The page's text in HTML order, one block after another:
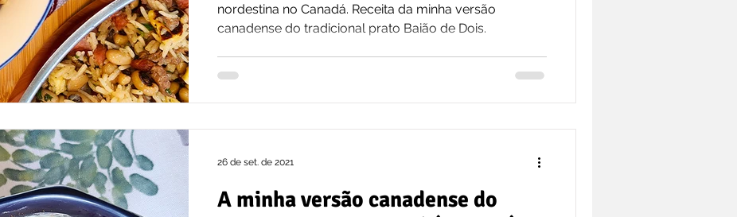
nordestina no Canadá. Receita da minha versão
canadense do tradicional prato Baião de Dois.
A minha versão canadense do
26 de set. de 2021